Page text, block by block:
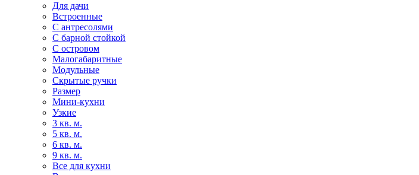
Для дачи
Встроенные
С антресолями
С барной стойкой
С островом
Малогабаритные
Модульные
Скрытые ручки
Размер
Мини-кухни
Узкие
3 кв. м.
5 кв. м.
6 кв. м.
9 кв. м.
Все для кухни